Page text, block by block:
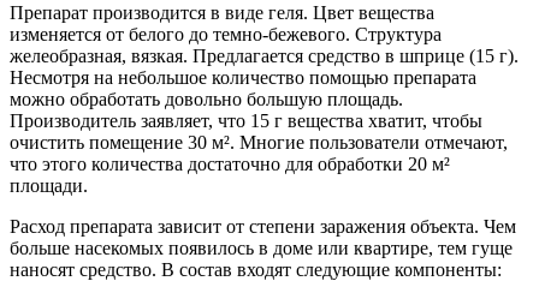
Препарат производится в виде геля. Цвет вещества
изменяется от белого до темно-бежевого. Структура
желеобразная, вязкая. Предлагается средство в шприце (15 г).
Несмотря на небольшое количество помощью препарата
можно обработать довольно большую площадь.
Производитель заявляет, что 15 г вещества хватит, чтобы
очистить помещение 30 м². Многие пользователи отмечают,
что этого количества достаточно для обработки 20 м²
площади.
Расход препарата зависит от степени заражения объекта. Чем
больше насекомых появилось в доме или квартире, тем гуще
наносят средство. В состав входят следующие компоненты: